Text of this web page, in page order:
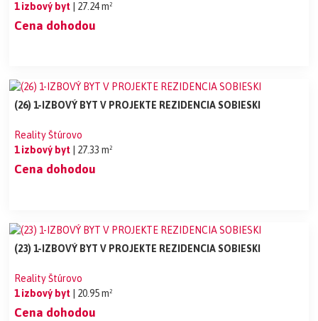
1 izbový byt
| 27.24 m²
Cena dohodou
(26) 1-IZBOVÝ BYT V PROJEKTE REZIDENCIA SOBIESKI
Reality Štúrovo
1 izbový byt
| 27.33 m²
Cena dohodou
(23) 1-IZBOVÝ BYT V PROJEKTE REZIDENCIA SOBIESKI
Reality Štúrovo
1 izbový byt
| 20.95 m²
Cena dohodou